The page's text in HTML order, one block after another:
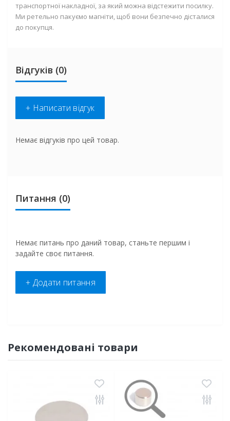
транспортної накладної, за який можна відстежити посилку.
Ми ретельно пакуємо магніти, щоб вони безпечно дісталися
до покупця.
Відгуків (0)
+ Написати відгук
Немає відгуків про цей товар.
Питання (0)
Немає питань про даний товар, станьте першим і
задайте своє питання.
+ Додати питання
Рекомендовані товари